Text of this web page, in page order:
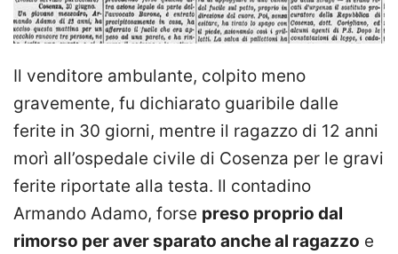
Il venditore ambulante, colpito meno
gravemente, fu dichiarato guaribile dalle
ferite in 30 giorni, mentre il ragazzo di 12 anni
morì all’ospedale civile di Cosenza per le gravi
ferite riportate alla testa. Il contadino
Armando Adamo, forse preso proprio dal
rimorso per aver sparato anche al ragazzo e